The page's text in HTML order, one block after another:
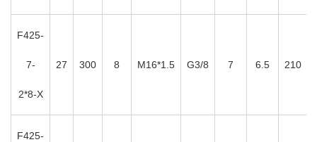
F425-
7-
2*8-X
27 300 8 M16*1.5 G3/8 7 6.5 210
F425-